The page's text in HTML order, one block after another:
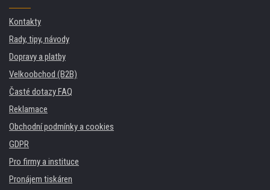
Kontakty
Rady, tipy, návody
Dopravy a platby
Velkoobchod (B2B)
Časté dotazy FAQ
Reklamace
Obchodní podmínky a cookies
GDPR
Pro firmy a instituce
Pronájem tiskáren